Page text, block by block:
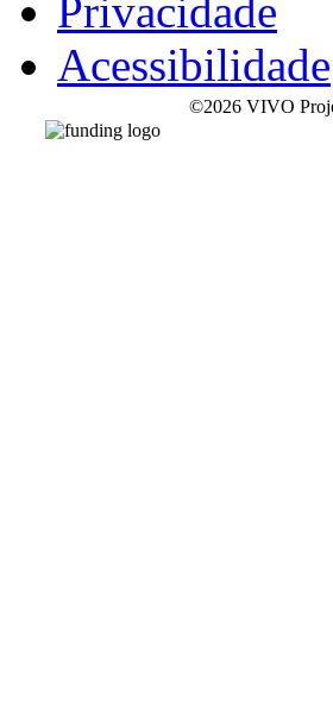
Privacidade
Acessibilidade
©2026 VIVO